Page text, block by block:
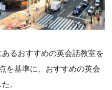
るおすすめの英会話教室を
を基準に、おすすめの英会
。